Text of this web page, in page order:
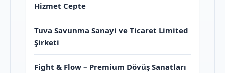
Hizmet Cepte
Tuva Savunma Sanayi ve Ticaret Limited
Şirketi
Fight & Flow – Premium Dövüş Sanatları